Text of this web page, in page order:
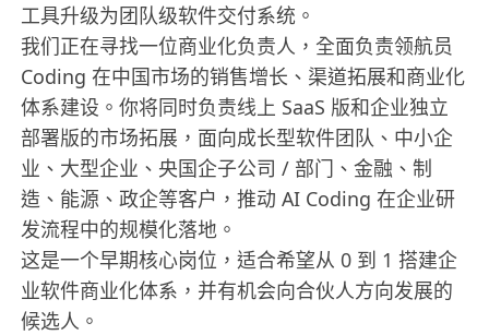
工具升级为团队级软件交付系统。
我们正在寻找一位商业化负责人，全面负责领航员
Coding 在中国市场的销售增长、渠道拓展和商业化
体系建设。你将同时负责线上 SaaS 版和企业独立
部署版的市场拓展，面向成长型软件团队、中小企
业、大型企业、央国企子公司 / 部门、金融、制
造、能源、政企等客户，推动 AI Coding 在企业研
发流程中的规模化落地。
这是一个早期核心岗位，适合希望从 0 到 1 搭建企
业软件商业化体系，并有机会向合伙人方向发展的
候选人。